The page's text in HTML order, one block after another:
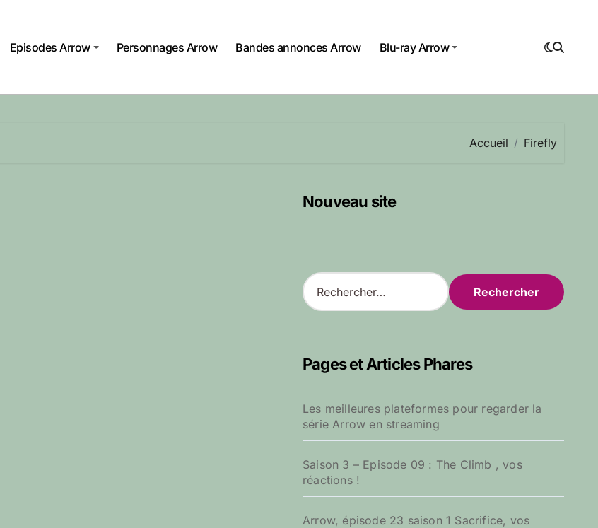
Episodes Arrow Personnages Arrow Bandes annonces Arrow Blu-ray Arrow
Accueil Firefly
Nouveau site
R
e
r
c
e
r
Pages et Articles Phares
Les meilleures plateformes pour regarder la
série Arrow en streaming
Saison 3 – Episode 09 : The Climb , vos
réactions !
Arrow, épisode 23 saison 1 Sacrifice, vos